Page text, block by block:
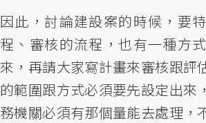
因此，討論建設案的時候，要
程、審核的流程，也有一種方
來，再請大家寫計畫來審核跟評
的範圍跟方式必須要先設定出來
務機關必須有那個量能去處理，